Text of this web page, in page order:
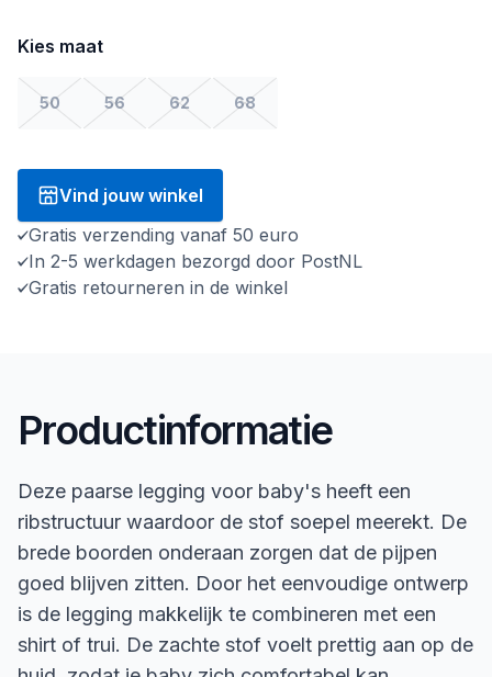
Kies maat
50 56 62 68
Vind jouw winkel
Gratis verzending vanaf 50 euro
In 2-5 werkdagen bezorgd door PostNL
Gratis retourneren in de winkel
Productinformatie
Deze paarse legging voor baby's heeft een
ribstructuur waardoor de stof soepel meerekt. De
brede boorden onderaan zorgen dat de pijpen
goed blijven zitten. Door het eenvoudige ontwerp
is de legging makkelijk te combineren met een
shirt of trui. De zachte stof voelt prettig aan op de